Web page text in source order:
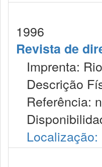
1996
Revista de
Imprenta:
Descrição
Referência:
Localização: